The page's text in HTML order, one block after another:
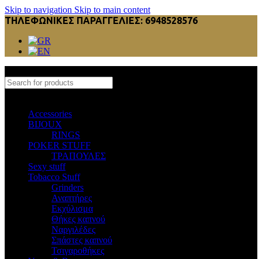
Skip to navigation Skip to main content
ΤΗΛΕΦΩΝΙΚΕΣ ΠΑΡΑΓΓΕΛΙΕΣ: 6948528576
Accessories
BIJOUX
RINGS
POKER STUFF
ΤΡΑΠΟΥΛΕΣ
Sexy stuff
Tobacco Stuff
Grinders
Αναπτήρες
Εκχύλισμα
Θήκες καπνού
Ναργιλέδες
Σπάστες καπνού
Τσιγαροθήκες